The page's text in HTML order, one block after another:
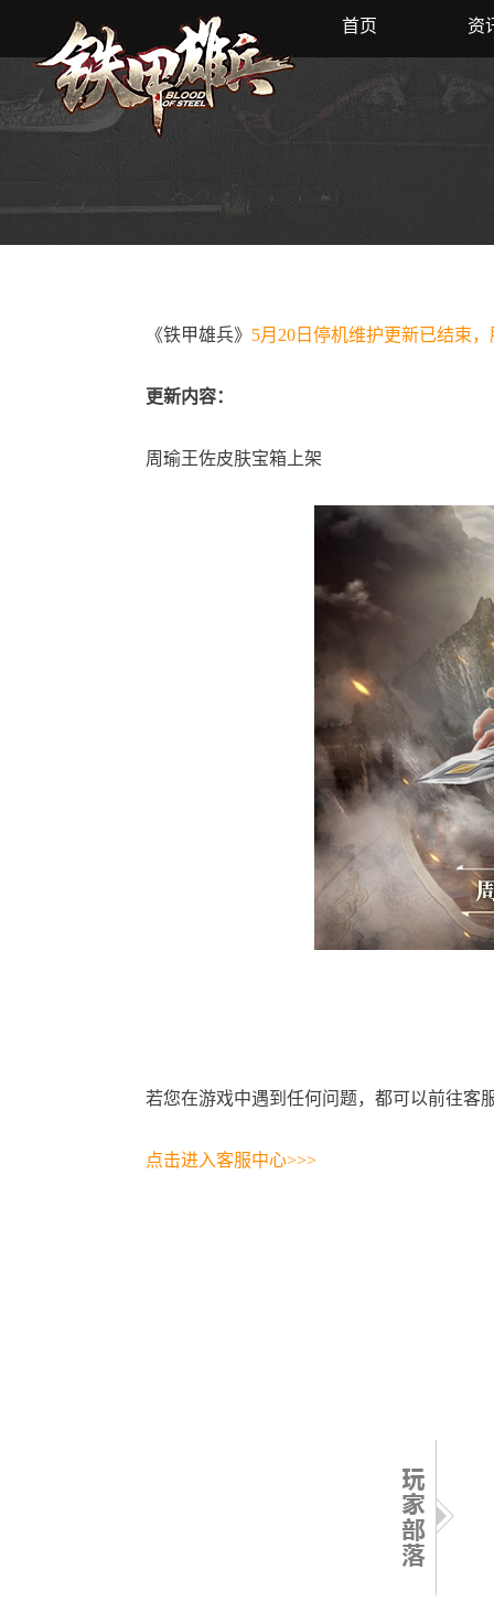
首页 资
《铁甲雄兵》 5月20日停机维护更新已结束
更新内容：
周瑜王佐皮肤宝箱上架
若您在游戏中遇到任何问题，都可以前往客
点击进入客服中心>>>